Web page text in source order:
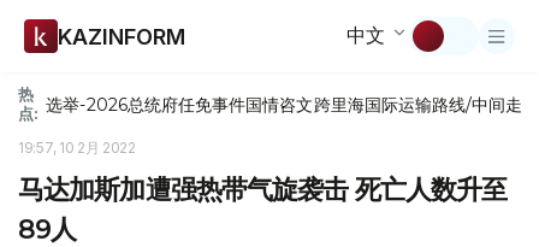
KAZINFORM 中文
热
点: 选举-2026总统府任免事件国情咨文跨里海国际运输路线/中间走廊
19:57, 10 2月 2022
马达加斯加遭强热带气旋袭击 死亡人数升至
89人